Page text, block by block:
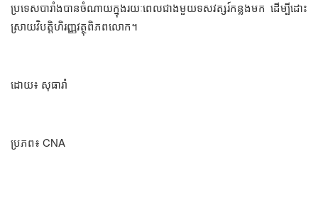
ប្រទេសបារាំងបានចំណាយក្នុងរយៈពេលជាងមួយទសវត្សរ៍កន្លងមក ដើម្បីដោះ
ស្រាយវិបត្តិហិរញ្ញវត្ថុពិភពលោក។
ដោយ៖ សុធារ៉ា
ប្រភព៖ CNA